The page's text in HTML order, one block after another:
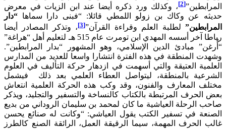
، وكذلك ورد ذكره أيضا عند ابن الزيات في معرض
عن وكاك بن زولو اللمطي قائلا: “فبنى دارا سماها“دار
لطلبة العلم وقراءة القرآن”[3]
، وتذكر المصادر أيضا
رباطا آخر أسسه المهدي ابن تومرت عام 515 هـ لتعليم أهل “هراغة”
مبادئ الدين الإسلامي، وهو المشهور “بدار المرابطين”.
المنطقة في هذه الفترة انتشارا واسعا للعديد من المدارس
العتيقة والتي أسهمت في ازدهار حركة التأليف في العلوم
بالمنطقة، ليتواصل العطاء العلمي بعد ذلك فيشمل
المعارف والفنون، وقد وكب هذه الحركة العلمية انتعاش
المرتبطة بالكتاب كالنساخة والتسفير والتجليد، ويذكر
الرحلة العياشية ما كان لمحمد بن سليمان الروداني من بديع
في تسفير الكتب يقول العياشي: “وكانت له صنائع يحسن
الحرف المهمة، سيما الرقيقة العمل، الرائقة الصنع كالطرز